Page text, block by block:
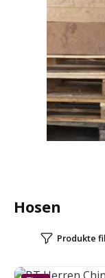
Hosen
Produkte